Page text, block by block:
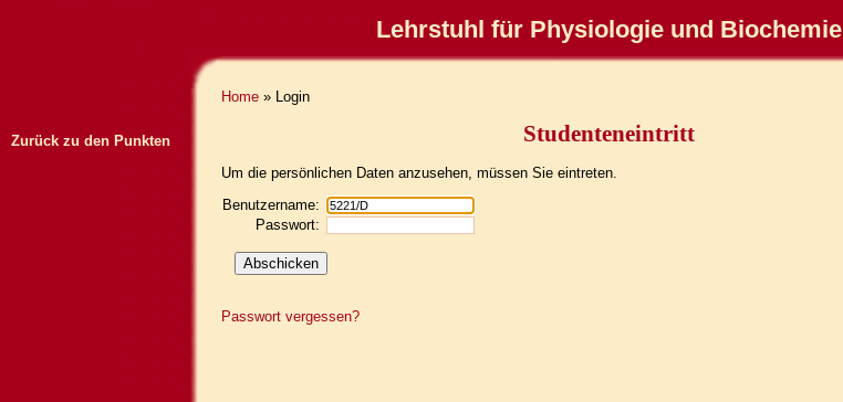
Lehrstuhl für Physiologie und Biochemie
Zurück zu den Punkten
Home » Login
Studenteneintritt
Um die persönlichen Daten anzusehen, müssen Sie eintreten.
Benutzername:
Passwort:
Passwort vergessen?